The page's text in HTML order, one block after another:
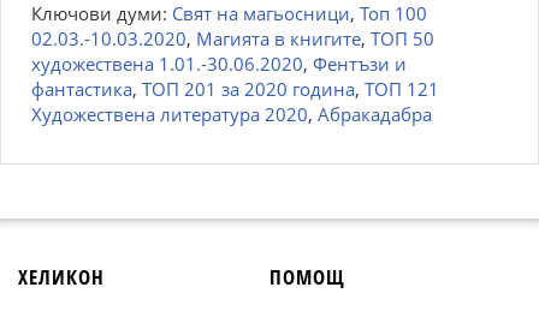
Ключови думи: Свят на магьосници, Топ 100
02.03.-10.03.2020, Магията в книгите, ТОП 50
художествена 1.01.-30.06.2020, Фентъзи и
фантастика, ТОП 201 за 2020 година, ТОП 121
Художествена литература 2020, Абракадабра
ХЕЛИКОН ПОМОЩ